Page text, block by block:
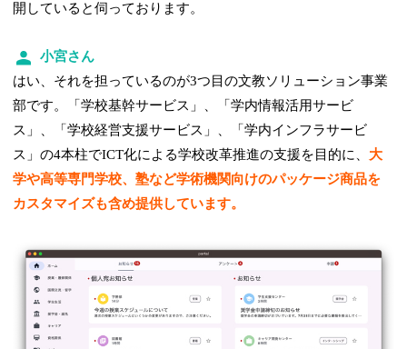
開していると伺っております。
小宮さん
はい、それを担っているのが3つ目の文教ソリューション事業
部です。「学校基幹サービス」、「学内情報活用サービ
ス」、「学校経営支援サービス」、「学内インフラサービ
ス」の4本柱でICT化による学校改革推進の支援を目的に、 大
学や高等専門学校、塾など学術機関向けのパッケージ商品を
カスタマイズも含め提供しています。